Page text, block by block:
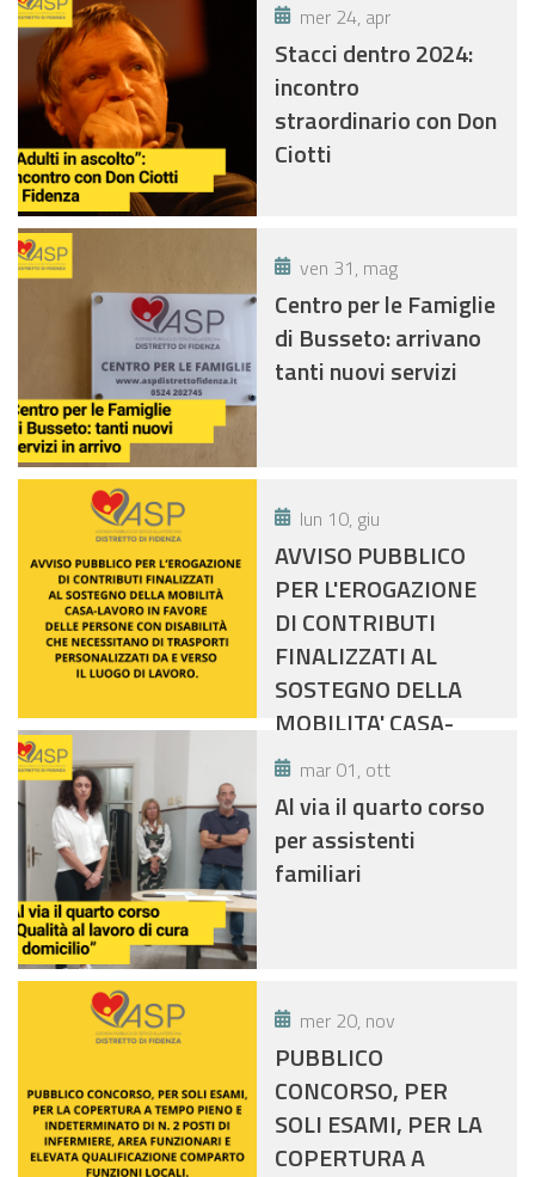
mer 24, apr
Stacci dentro 2024:
incontro
straordinario con Don
Ciotti
ven 31, mag
Centro per le Famiglie
di Busseto: arrivano
tanti nuovi servizi
lun 10, giu
AVVISO PUBBLICO
PER L'EROGAZIONE
DI CONTRIBUTI
FINALIZZATI AL
SOSTEGNO DELLA
MOBILITA' CASA-
LAVORO IN FAVORE
DELLE PERSONE CON
DISABILTA' CHE
NECESSITANO DI
TRASPORTI
mar 01, ott
Al via il quarto corso
per assistenti
familiari
mer 20, nov
PUBBLICO
CONCORSO, PER
SOLI ESAMI, PER LA
COPERTURA A